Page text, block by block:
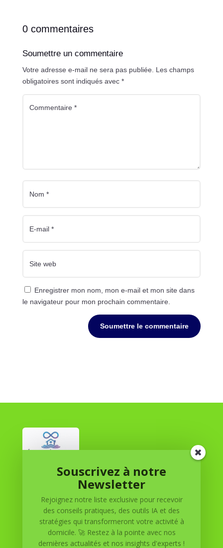
0 commentaires
Soumettre un commentaire
Votre adresse e-mail ne sera pas publiée. Les champs
obligatoires sont indiqués avec *
Enregistrer mon nom, mon e-mail et mon site dans
le navigateur pour mon prochain commentaire.
Soumettre le commentaire
Réussite à Domicile
Réussite à Domicile est votre partenaire de confiance
pour atteindre vos objectifs depuis le confort de votre
maison. Nous offrons des solutions personnalisées pour
vous aider à réussir.
Souscrivez à notre
Newsletter
Rejoignez notre liste exclusive pour recevoir
des conseils pratiques, des outils IA et des
stratégies qui transformeront votre activité à
domicile. 🚀 Restez à la pointe avec nos
dernières actualités et nos insights d'experts !